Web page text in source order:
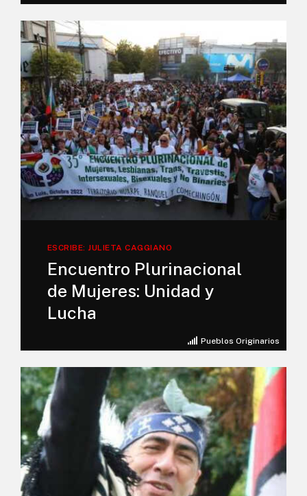
Pueblos Originarios
ESCRIBE: JULIETA CAGGIANO
Encuentro Plurinacional
de Mujeres: Unidad y
Lucha